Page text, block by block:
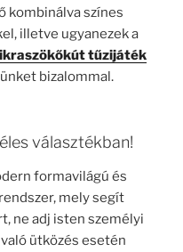
kombinálva színes
illetve ugyanezek a
tűzijáték
bizalommal.
választékban!
formavilágú és
mely segít
ne adj isten személyi
ütközés esetén